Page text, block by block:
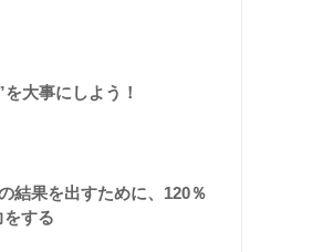
を大事にしよう！
結果を出すために、120％
をする